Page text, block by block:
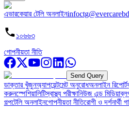
এভারকেয়ার টেলি অনলাইন
১০৬৬৩
গোপনীয়তা নীতি
Send Query
ডাক্তার খুঁজুনঅ্যাপয়েন্টমেন্ট অনুরোধঅনলাইন রিপোর্ট
করুনস্পেশিয়ালিটিস্বাস্থ্য পরীক্ষানিউজ এন্ড মিডিয়া
গল্পটেলি অনলাইনগোপনীয়তা নীতিরোগী ও দর্শনার্থী